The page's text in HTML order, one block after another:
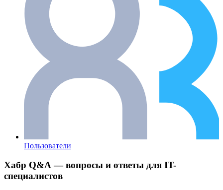
Пользователи
Хабр Q&A — вопросы и ответы для IT-
специалистов